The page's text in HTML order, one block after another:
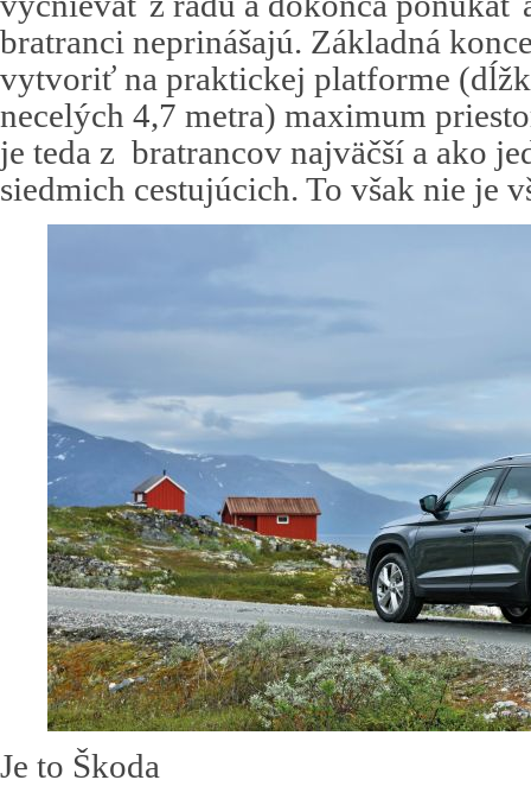
bratranci neprinášajú. Základná
vytvoriť na praktickej platforme
necelých 4,7 metra) maximum
je teda z bratrancov najväčší a ako
siedmich cestujúcich. To však nie je
Je to Škoda